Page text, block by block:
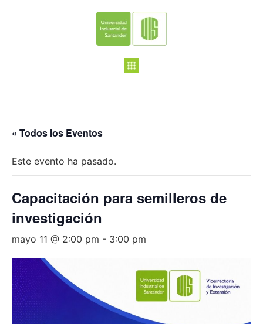
« Todos los Eventos
Este evento ha pasado.
Capacitación para semilleros de
investigación
mayo 11 @ 2:00 pm - 3:00 pm